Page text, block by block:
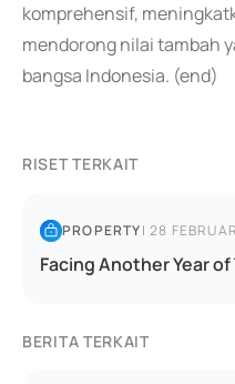
komprehensif,
mendorong nilai tambah
bangsa Indonesia. (end)
RISET TERKAIT
PROPERTY|28
Facing Another Year
BERITA TERKAIT